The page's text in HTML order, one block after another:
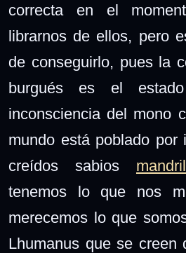
correcta en el
librarnos de ellos, pero
de conseguirlo, pues la
burgués es el
inconsciencia del mono
mundo está poblado por
creídos sabios
tenemos lo que nos
merecemos lo que
Lhumanus que se creen